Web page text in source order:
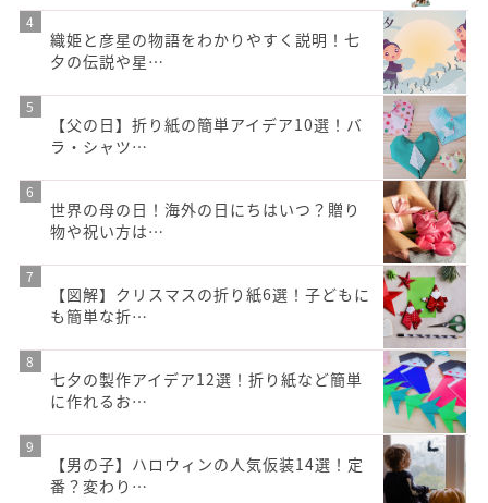
織姫と彦星の物語をわかりやすく説明！七
夕の伝説や星…
【父の日】折り紙の簡単アイデア10選！バ
ラ・シャツ…
世界の母の日！海外の日にちはいつ？贈り
物や祝い方は…
【図解】クリスマスの折り紙6選！子どもに
も簡単な折…
七夕の製作アイデア12選！折り紙など簡単
に作れるお…
【男の子】ハロウィンの人気仮装14選！定
番？変わり…